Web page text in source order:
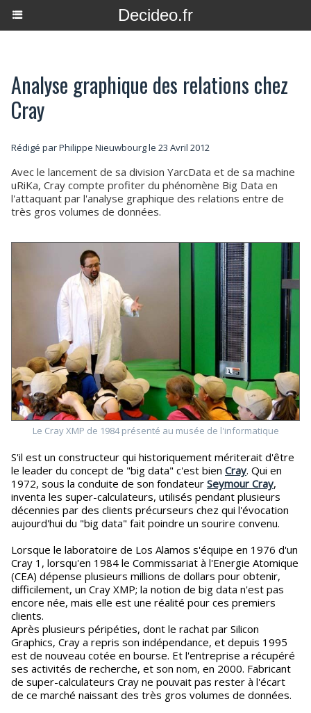
Decideo.fr
Analyse graphique des relations chez
Cray
Rédigé parPhilippe Nieuwbourgle 23 Avril 2012
Avec le lancement de sa division YarcData et de sa machine
uRiKa, Cray compte profiter du phénomène Big Data en
l'attaquant par l'analyse graphique des relations entre de
très gros volumes de données.
Le Cray XMP de 1984 présenté au musée de l'informatique
S'il est un constructeur qui historiquement mériterait d'être
le leader du concept de "big data" c'est bien Cray. Qui en
1972, sous la conduite de son fondateur Seymour Cray,
inventa les super-calculateurs, utilisés pendant plusieurs
décennies par des clients précurseurs chez qui l'évocation
aujourd'hui du "big data" fait poindre un sourire convenu.
Lorsque le laboratoire de Los Alamos s'équipe en 1976 d'un
Cray 1, lorsqu'en 1984 le Commissariat à l'Energie Atomique
(CEA) dépense plusieurs millions de dollars pour obtenir,
difficilement, un Cray XMP; la notion de big data n'est pas
encore née, mais elle est une réalité pour ces premiers
clients.
Après plusieurs péripéties, dont le rachat par Silicon
Graphics, Cray a repris son indépendance, et depuis 1995
est de nouveau cotée en bourse. Et l'entreprise a récupéré
ses activités de recherche, et son nom, en 2000. Fabricant
de super-calculateurs Cray ne pouvait pas rester à l'écart
de ce marché naissant des très gros volumes de données.